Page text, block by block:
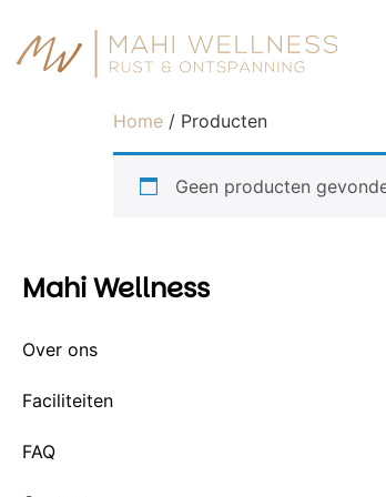
Home / Producten
Geen producten
Mahi Wellness
Over ons
Faciliteiten
FAQ